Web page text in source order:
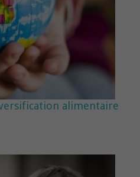
alimentaire